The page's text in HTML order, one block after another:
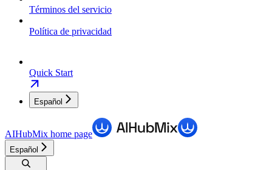
Términos del servicio
Política de privacidad
Quick Start
Español
AIHubMix home page
Español